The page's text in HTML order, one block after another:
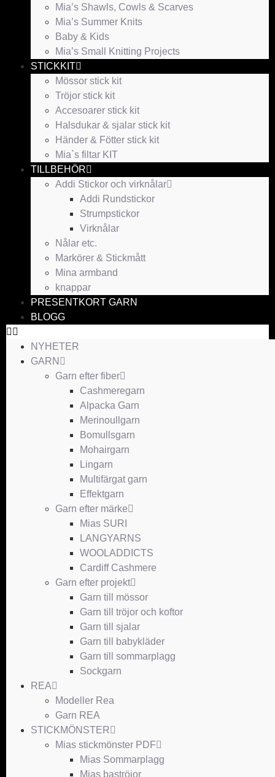
Mia’s Shawls, Cowls & Scarves
Mia’s Summer Knits
Baby & Kids
Mia’s Small Knitting Projects
STICKKIT
Mössor stick kit
Tröjor stick kit
Accesoarer stick kit
Halsdukar & sjalar stick kit
Händer & Fötter stick kit
Mia`s filtar KIT
TILLBEHÖR
Addi Stickor och virknålar
Addi Rundstickor
Strumpstickor
Virknålar
Nålar etc.
Markörer & Stickmått
Mina armband
knappar
PRESENTKORT GARN
BLOGG
NYHETER
GARN
Garn efter fiber
Cashmeregarn
Alpacka Garn
Merinoullgarn
Bomullsgarn
Mohairgarn
Lingarn
Multifärgat garn
Effektgarn
Garn efter märke
Mias SURI
LANGYARNS
WOOLADDICTS
Cardiff Cashmere
Garn efter projekt
Garn till mössor
Garn till tröjor och koftor
Garn till sjalar
Garn till babykläder
Garn till sommarplagg
Sockgarn
REA
Modeller Rea
Garn REA
STICKMÖNSTER
Mias stickmönster PDF
Mias Sommarplagg
Mias baströjor